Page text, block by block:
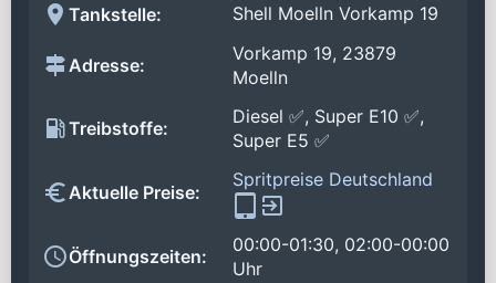
Tankstelle: Shell Moelln Vorkamp 19
Adresse:
Vorkamp 19, 23879
Moelln
Treibstoffe:
Diesel ✅, Super E10 ✅,
Super E5 ✅
Aktuelle Preise:
Spritpreise Deutschland
Öffnungszeiten:
00:00-01:30, 02:00-00:00
Uhr